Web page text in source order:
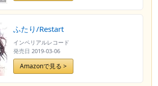
ふたり/Restart
インペリアルレコード
発売日 2019-03-06
Amazonで見る >